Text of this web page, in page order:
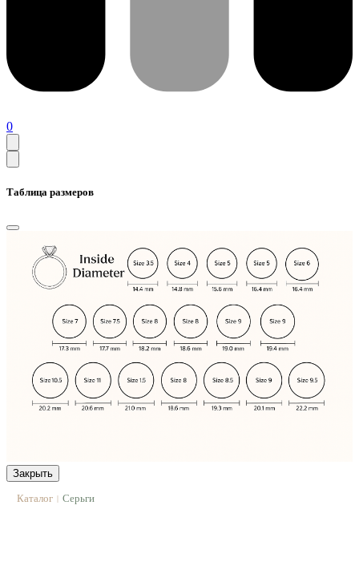
0
Таблица размеров
Закрыть
Каталог | Серьги